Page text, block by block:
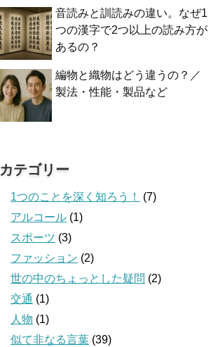
音読みと訓読みの違い。なぜ1
つの漢字で2つ以上の読み方が
あるの？
編物と織物はどう違うの？／
製法・性能・製品など
カテゴリー
1つのことを深く知ろう！
(7)
アルコール (1)
スポーツ (3)
ファッション (2)
世の中のちょっとした疑問 (2)
交通 (1)
人物 (1)
似て非なる言葉 (39)